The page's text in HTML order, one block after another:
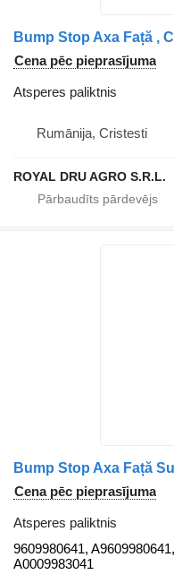
Cena pēc pieprasījuma
Atsperes paliktnis
Rumānija, Cristesti
ROYAL DRU AGRO S.R.L.
Cena pēc pieprasījuma
Atsperes paliktnis
9609980641,
A0009983041